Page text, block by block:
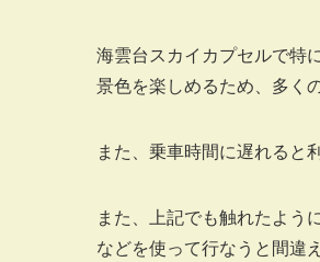
海雲台スカイカプセルで特
景色を楽しめるため、多く
また、乗車時間に遅れると
また、上記でも触れたよう
などを使って行なうと間違